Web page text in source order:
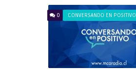
0 CONVERSANDO EN POSITIVO